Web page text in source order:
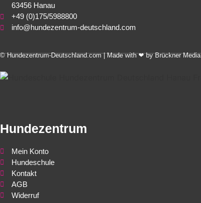
63456 Hanau
+49 (0)175/5988800
info@hundezentrum-deutschland.com
©Hundezentrum-Deutschland.com| Made with ❤ byBrückner Media
Hundezentrum
Mein Konto
Hundeschule
Kontakt
AGB
Widerruf